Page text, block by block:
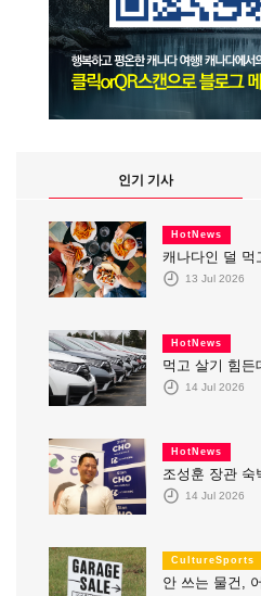
인기 기사
HotNews
캐나다인 덜 먹
13 Jul 2026
HotNews
먹고 살기 힘든
14 Jul 2026
HotNews
조성훈 장관 숙
14 Jul 2026
CultureSports
안 쓰는 물건,